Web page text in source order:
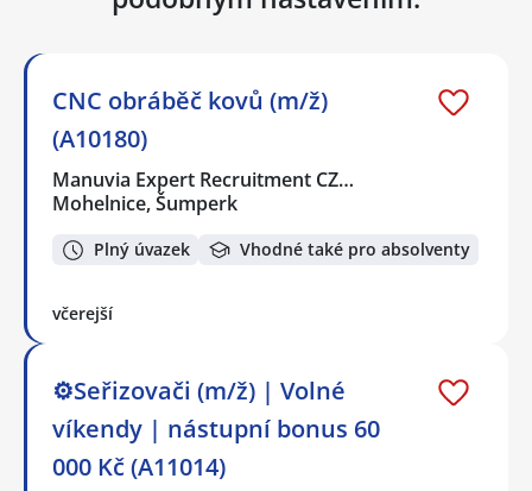
CNC obráběč kovů (m/ž)
(A10180)
Manuvia Expert Recruitment CZ…
Mohelnice, Šumperk
Plný úvazek Vhodné také pro absolventy
včerejší
⚙️Seřizovači (m/ž) | Volné
víkendy | nástupní bonus 60
000 Kč (A11014)